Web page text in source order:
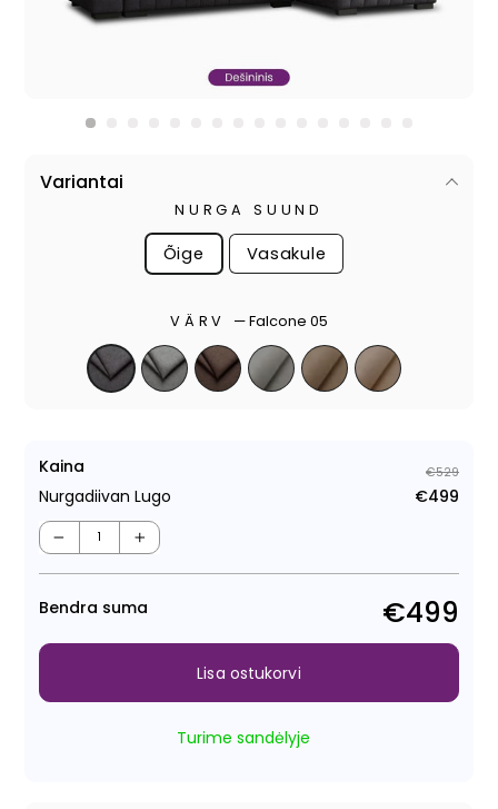
Variantai
NURGA SUUND
Õige Vasakule
VÄRV —Falcone 05
Kaina
Nurgadiivan Lugo
€529
€499
− +
Bendra suma €499
Turime sandėlyje
Lisa ostukorvi